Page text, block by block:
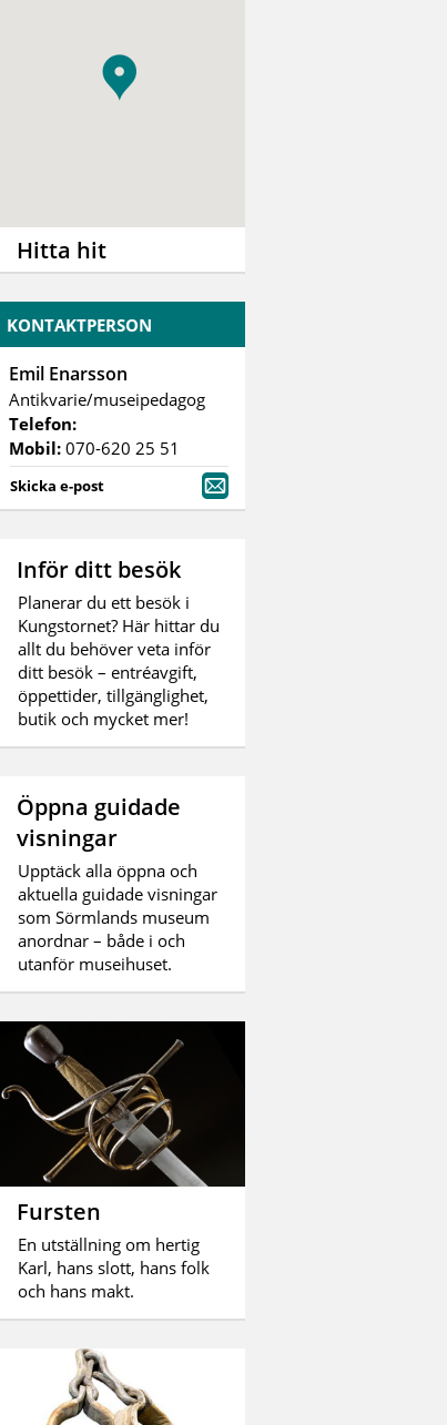
Hitta hit
KONTAKTPERSON
Emil Enarsson
Antikvarie/museipedagog
Telefon:
Mobil: 070-620 25 51
Skicka e-post
Inför ditt besök
Planerar du ett besök i
Kungstornet? Här hittar du
allt du behöver veta inför
ditt besök – entréavgift,
öppettider, tillgänglighet,
butik och mycket mer!
Öppna guidade
visningar
Upptäck alla öppna och
aktuella guidade visningar
som Sörmlands museum
anordnar – både i och
utanför museihuset.
Fursten
En utställning om hertig
Karl, hans slott, hans folk
och hans makt.